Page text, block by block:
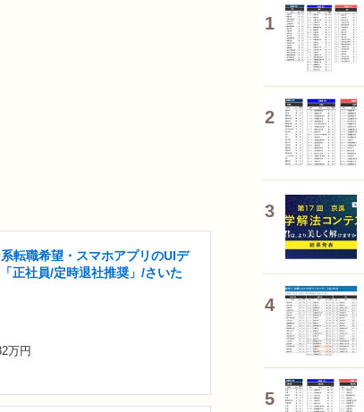
転職希望・スマホアプリのUIデ
正社員/定時退社推奨」/さいた
万円